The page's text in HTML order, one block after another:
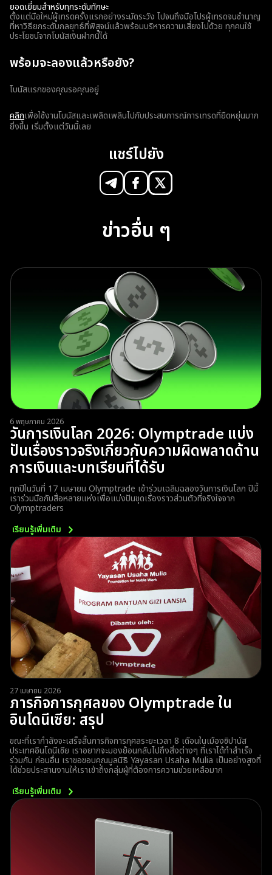
ยอดเยี่ยมสำหรับทุกระดับทักษะ
ตั้งแต่มือใหม่ผู้เทรดครั้งแรกอย่างระมัดระวัง ไปจนถึงมือโปรผู้เทรดจนชำนาญ
ที่หาวิธียกระดับกลยุทธ์ที่พิสูจน์แล้วพร้อมบริหารความเสี่ยงไปด้วย ทุกคนใช้
ประโยชน์จากโบนัสเงินฝากนี้ได้
พร้อมจะลองแล้วหรือยัง?
โบนัสแรกของคุณรอคุณอยู่
คลิกเพื่อใช้งานโบนัสและเพลิดเพลินไปกับประสบการณ์การเทรดที่ยืดหยุ่นมาก
ยิ่งขึ้น เริ่มตั้งแต่วันนี้เลย
แชร์ไปยัง
ข่าวอื่น ๆ
6 พฤษภาคม 2026
วันการเงินโลก 2026: Olymptrade แบ่ง
ปันเรื่องราวจริงเกี่ยวกับความผิดพลาดด้าน
การเงินและบทเรียนที่ได้รับ
ทุกปีในวันที่ 17 เมษายน Olymptrade เข้าร่วมเฉลิมฉลองวันการเงินโลก ปีนี้
เราร่วมมือกับสื่อหลายแห่งเพื่อแบ่งปันชุดเรื่องราวส่วนตัวที่จริงใจจาก
Olymptraders
เรียนรู้เพิ่มเติม
27 เมษายน 2026
ภารกิจการกุศลของ Olymptrade ใน
อินโดนีเซีย: สรุป
ขณะที่เรากำลังจะเสร็จสิ้นภารกิจการกุศลระยะเวลา 8 เดือนในเมืองซิปานัส
ประเทศอินโดนีเซีย เราอยากจะมองย้อนกลับไปถึงสิ่งต่างๆ ที่เราได้ทำสำเร็จ
ร่วมกัน ก่อนอื่น เราขอขอบคุณมูลนิธิ Yayasan Usaha Mulia เป็นอย่างสูงที่
ได้ช่วยประสานงานให้เราเข้าถึงกลุ่มผู้ที่ต้องการความช่วยเหลือมาก
เรียนรู้เพิ่มเติม